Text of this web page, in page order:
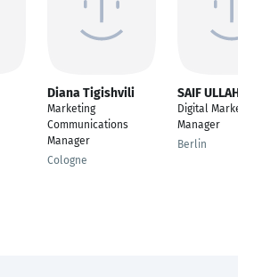
Diana Tigishvili
Marketing
Communications
Manager
Cologne
SAIF ULLAH
Digital Marketing
Manager
Berlin